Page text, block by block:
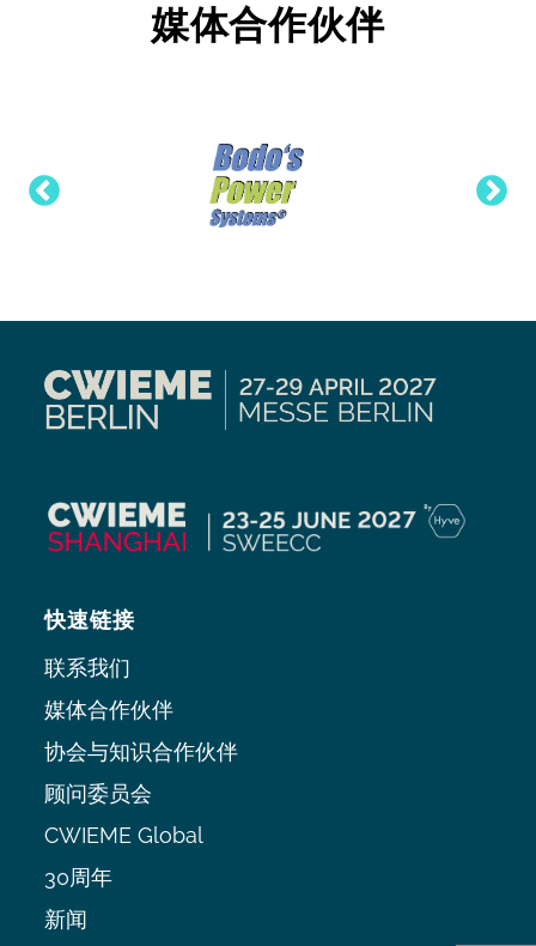
媒体合作伙伴
快速链接
联系我们
媒体合作伙伴
协会与知识合作伙伴
顾问委员会
CWIEME Global
30周年
新闻